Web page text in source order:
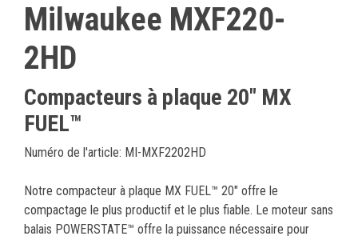
Milwaukee MXF220-
2HD
Compacteurs à plaque 20" MX
FUEL™
Numéro de l'article: MI-MXF2202HD
Notre compacteur à plaque MX FUEL™ 20" offre le
compactage le plus productif et le plus fiable. Le moteur sans
balais POWERSTATE™ offre la puissance nécessaire pour